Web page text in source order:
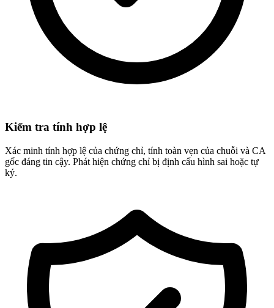
Kiểm tra tính hợp lệ
Xác minh tính hợp lệ của chứng chỉ, tính toàn vẹn của chuỗi và CA
gốc đáng tin cậy. Phát hiện chứng chỉ bị định cấu hình sai hoặc tự
ký.